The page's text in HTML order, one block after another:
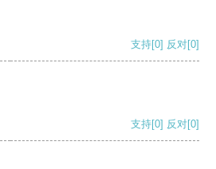
支持[0] 反对[0]
支持[0] 反对[0]